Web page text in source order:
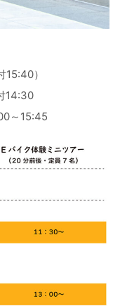
）
14:30
～15:45